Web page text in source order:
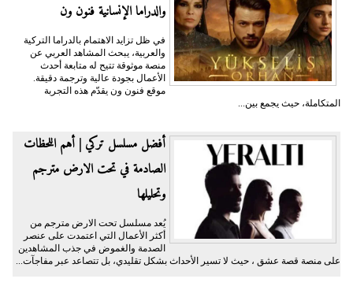
والدراما الإنسانية فنون ون
في ظل تزايد الاهتمام بالدراما التركية
والعربية، يبحث المشاهد العربي عن
منصة موثوقة تتيح له متابعة أحدث
الأعمال بجودة عالية وترجمة دقيقة.
موقع فنون ون يقدّم هذه التجربة
المتكاملة، حيث يجمع بين...
أفضل مسلسل تركي | أهم اللحظات
الصادمة في تحت الارض مترجم
وتحليلها
يُعد مسلسل تحت الارض مترجم من
أكثر الأعمال التي اعتمدت على عنصر
الصدمة والغموض في جذب المشاهدين
على منصة قصة عشق ، حيث لا تسير الأحداث بشكل تقليدي، بل تتصاعد عبر مفاجآت...